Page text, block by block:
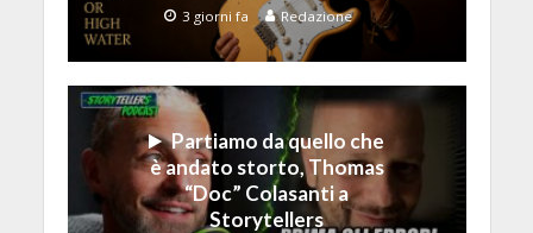
3 giorni fa Redazione
Partiamo da quello che
è andato storto, Thomas
“Doc” Colasanti a
Storytellers